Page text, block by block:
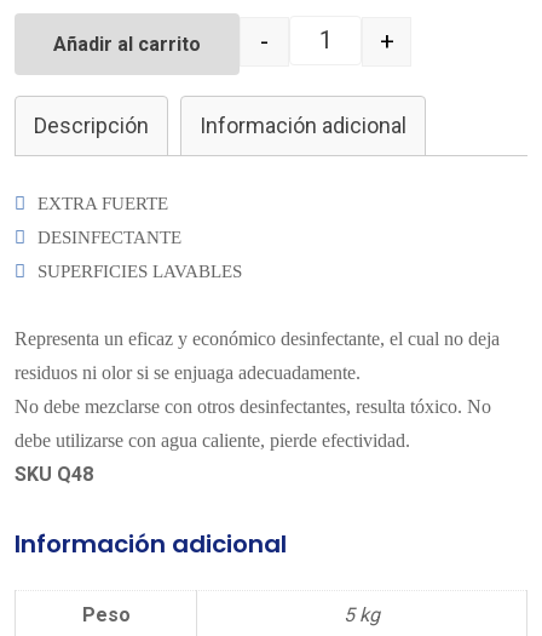
Quantity
- +
Añadir al carrito
Descripción Información adicional
EXTRA FUERTE
DESINFECTANTE
SUPERFICIES LAVABLES
Representa un eficaz y económico desinfectante, el cual no deja
residuos ni olor si se enjuaga adecuadamente.
No debe mezclarse con otros desinfectantes, resulta tóxico. No
debe utilizarse con agua caliente, pierde efectividad.
SKU Q48
Información adicional
Peso 5 kg